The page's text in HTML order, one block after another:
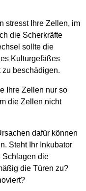
stresst Ihre Zellen, im
die Scherkräfte
sollte die
Kulturgefäßes
zu beschädigen.
Ihre Zellen nur so
die Zellen nicht
dafür können
Steht Ihr Inkubator
Schlagen die
die Türen zu?